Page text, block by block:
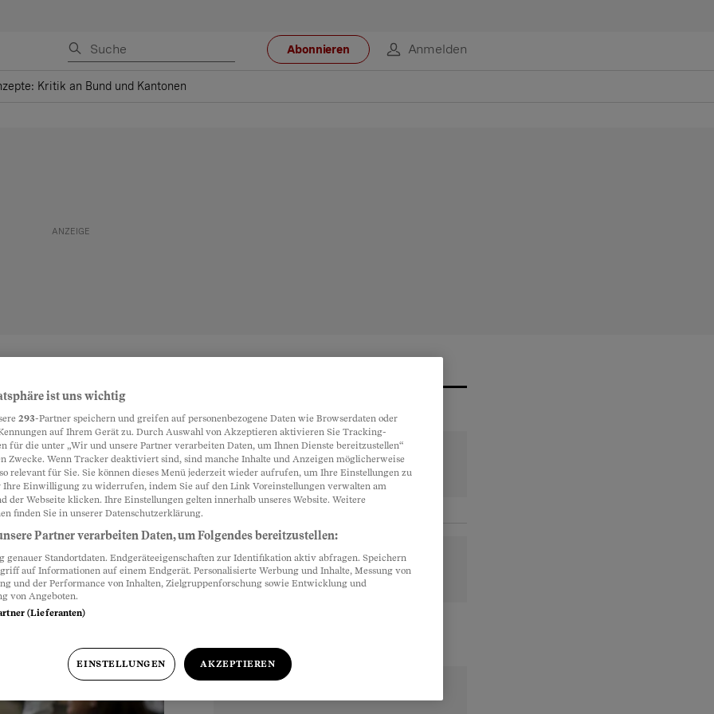
Abonnieren Anmelden
Kritik an Bund und Kantonen
Bund
verantwortlich.
Gesundheit von
ist uns wichtig
293-Partner speichern und greifen auf personenbezogene Daten wie Browserdaten oder
auf Ihrem Gerät zu. Durch Auswahl von Akzeptieren aktivieren Sie Tracking-
für die unter „Wir und unsere Partner verarbeiten Daten, um Ihnen Dienste bereitzustellen“
Zwecke. Wenn Tracker deaktiviert sind, sind manche Inhalte und Anzeigen möglicherweise
relevant für Sie. Sie können dieses Menü jederzeit wieder aufrufen, um Ihre Einstellungen zu
Ihre Einwilligung zu widerrufen, indem Sie auf den Link Voreinstellungen verwalten am
der Webseite klicken. Ihre Einstellungen gelten innerhalb unseres Website. Weitere
finden Sie in unserer Datenschutzerklärung.
Partner verarbeiten Daten, um Folgendes bereitzustellen:
genauer Standortdaten. Endgeräteeigenschaften zur Identifikation aktiv abfragen. Speichern
auf Informationen auf einem Endgerät. Personalisierte Werbung und Inhalte, Messung von
und der Performance von Inhalten, Zielgruppenforschung sowie Entwicklung und
von Angeboten.
(Lieferanten)
EINSTELLUNGEN AKZEPTIEREN